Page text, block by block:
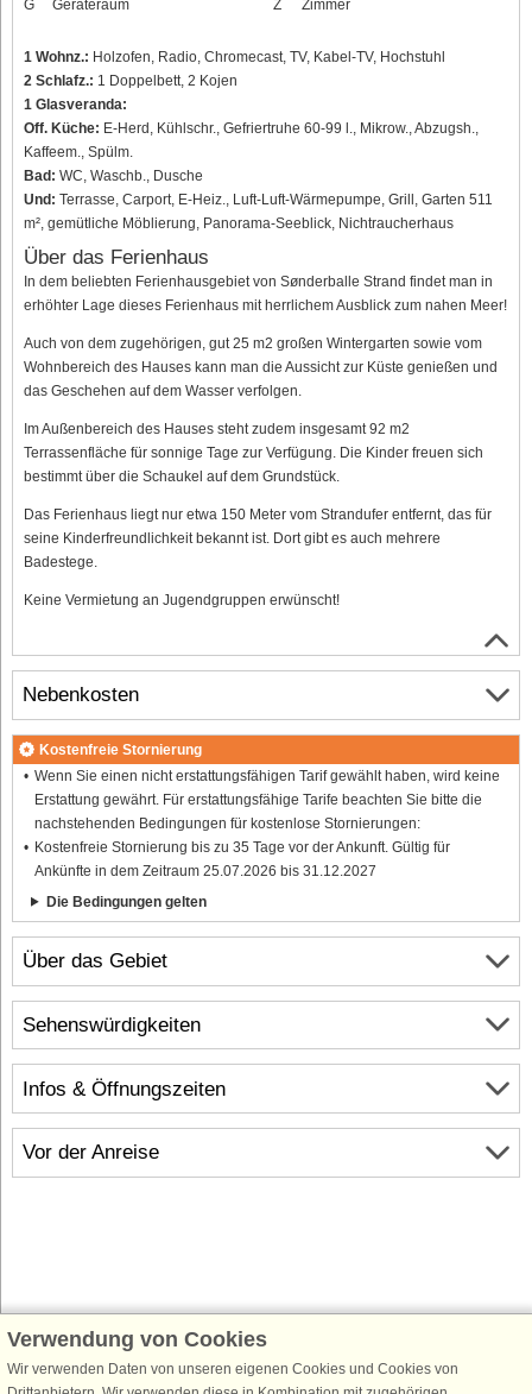
G
Geräteraum
Z
Zimmer
1 Wohnz.: Holzofen, Radio, Chromecast, TV, Kabel-TV, Hochstuhl
2 Schlafz.: 1 Doppelbett, 2 Kojen
1 Glasveranda:
Off. Küche: E-Herd, Kühlschr., Gefriertruhe 60-99 l., Mikrow., Abzugsh.,
Kaffeem., Spülm.
Bad: WC, Waschb., Dusche
Und: Terrasse, Carport, E-Heiz., Luft-Luft-Wärmepumpe, Grill, Garten 511
m², gemütliche Möblierung, Panorama-Seeblick, Nichtraucherhaus
Über das Ferienhaus
In dem beliebten Ferienhausgebiet von Sønderballe Strand findet man in
erhöhter Lage dieses Ferienhaus mit herrlichem Ausblick zum nahen Meer!
Auch von dem zugehörigen, gut 25 m2 großen Wintergarten sowie vom
Wohnbereich des Hauses kann man die Aussicht zur Küste genießen und
das Geschehen auf dem Wasser verfolgen.
Im Außenbereich des Hauses steht zudem insgesamt 92 m2
Terrassenfläche für sonnige Tage zur Verfügung. Die Kinder freuen sich
bestimmt über die Schaukel auf dem Grundstück.
Das Ferienhaus liegt nur etwa 150 Meter vom Strandufer entfernt, das für
seine Kinderfreundlichkeit bekannt ist. Dort gibt es auch mehrere
Badestege.
Keine Vermietung an Jugendgruppen erwünscht!
Über das Gebiet
Infos & Öffnungszeiten
Vor der Anreise
Nebenkosten
Kostenfreie Stornierung
Wenn Sie einen nicht erstattungsfähigen Tarif gewählt haben, wird keine
Erstattung gewährt. Für erstattungsfähige Tarife beachten Sie bitte die
nachstehenden Bedingungen für kostenlose Stornierungen:
Kostenfreie Stornierung bis zu 35 Tage vor der Ankunft. Gültig für
Ankünfte in dem Zeitraum 25.07.2026 bis 31.12.2027
Die Bedingungen gelten
Sehenswürdigkeiten
Schließen Sie sich 100.000 Ferienhaus-Fans an
Erhalten Sie einenWillkommensgutschein von 25 € für Ihren nächsten
Verwendung von Cookies
Wir verwenden Daten von unseren eigenen Cookies und Cookies von